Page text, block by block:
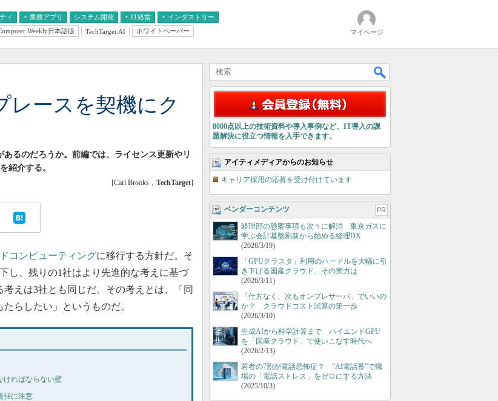
ィ 業務アプリ システム開発 IT経営
経営とIT
インダストリー
医療IT
Weekly日本語版 TechTarget.AI ホワイトペーパー マイページ
レースを契機にク
るのだろうか。前編では、ライセンス更新やリ
紹介する。
[Carl Brooks， TechTarget]
コンピューティングに移行する方針だ。そ
し、残りの1社はより先進的な考えに基づ
えは3社とも同じだ。その考えとは、「同
らしたい」というものだ。
ければならない壁
任に注意
8000点以上の技術資料や導入事例など、IT導入の課
題解決に役立つ情報を入手できます。
アイティメディアからのお知らせ
キャリア採用の応募を受け付けています
ベンダーコンテンツ PR
経理部の懸案事項も次々に解消 東京ガスに
学ぶ会計基盤刷新から始める経理DX
(2026/3/19)
「GPUクラスタ」利用のハードルを大幅に引
き下げる国産クラウド、その実力は
(2026/3/11)
「仕方なく、次もオンプレサーバ」でいいの
か？ クラウドコスト試算の第一歩
(2026/3/10)
生成AIから科学計算まで ハイエンドGPU
を「国産クラウド」で使いこなす時代へ
(2026/2/13)
若者の7割が電話恐怖症？ ”AI電話番”で職
場の「電話ストレス」をゼロにする方法
(2025/10/3)